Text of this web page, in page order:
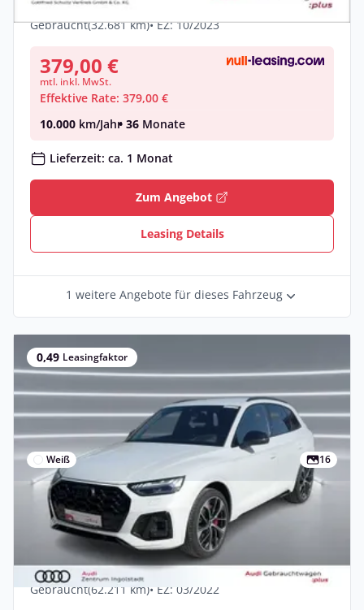
Benzin •Automatik •
Gebraucht(32.681 km)• EZ: 10/2023
379,00 €
mtl. inkl. MwSt.
Effektive Rate: 379,00 €
10.000 km/Jahr• 36 Monate
Lieferzeit: ca. 1 Monat
Zum Angebot
Leasing Details
1 weitere Angebote für dieses Fahrzeug
0,49 Leasingfaktor
Weiß 16
Privat
Audi SQ5 TDI qu MATRIX AHK KAMERA
HuD ACC PDC+ 21
Diesel •Automatik •341 PS (251 kW)
Gebraucht(62.211 km)• EZ: 03/2022